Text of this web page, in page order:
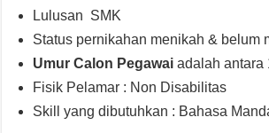
Lulusan SMK
Status pernikahan menikah & belum
Umur Calon Pegawaiadalah antara
Fisik Pelamar : Non Disabilitas
Skill yang dibutuhkan : Bahasa